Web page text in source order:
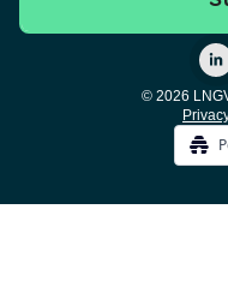
© 2026